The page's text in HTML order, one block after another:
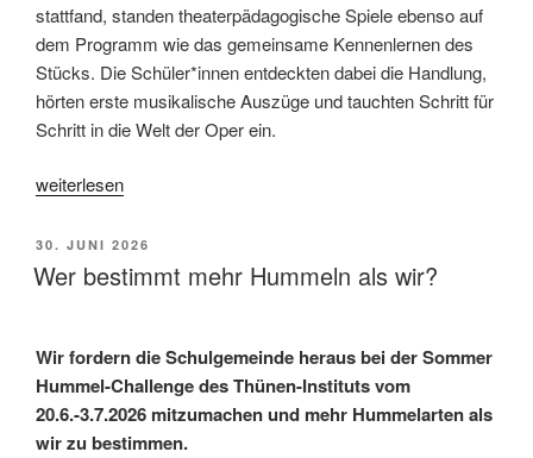
stattfand, standen theaterpädagogische Spiele ebenso auf
dem Programm wie das gemeinsame Kennenlernen des
Stücks. Die Schüler*innen entdeckten dabei die Handlung,
hörten erste musikalische Auszüge und tauchten Schritt für
Schritt in die Welt der Oper ein.
„Theatertage
6.
Klassen“
weiterlesen
VERÖFFENTLICHT
AM
30. JUNI 2026
Wer bestimmt mehr Hummeln als wir?
Wir fordern die Schulgemeinde heraus bei der Sommer
Hummel-Challenge des Thünen-Instituts vom
20.6.-3.7.2026 mitzumachen und mehr Hummelarten als
wir zu bestimmen.